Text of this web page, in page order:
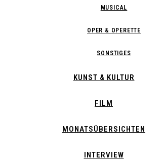
MUSICAL
OPER & OPERETTE
SONSTIGES
KUNST & KULTUR
FILM
MONATSÜBERSICHTEN
INTERVIEW